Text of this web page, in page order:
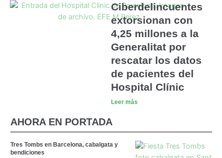
Ciberdelincuentes
extorsionan con
4,25 millones a la
Generalitat por
rescatar los datos
de pacientes del
Hospital Clínic
Leer más
AHORA EN PORTADA
Tres Tombs en Barcelona, cabalgata y
bendiciones